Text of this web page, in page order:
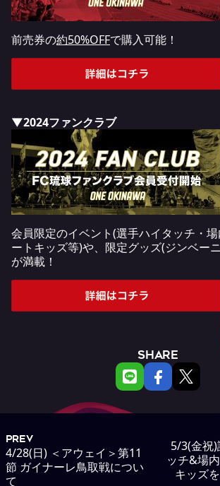
前売券の約50%OFFで購入可能！
▼2024ファンクラブ
会員限定のイベント(選手ハイタッチ・
ートキッズ等)や、限定グッズ(ジンベー
が満載！
SHARE
PREV
4/28(日) ＜アウェイ＞第11
節 ガイナーレ鳥取戦につい
て
5/3(金祝
ッチ&場
キッズ